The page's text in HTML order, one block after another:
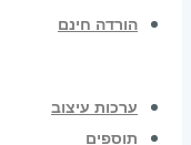
הורדה חינם
ערכות עיצוב
תוספים